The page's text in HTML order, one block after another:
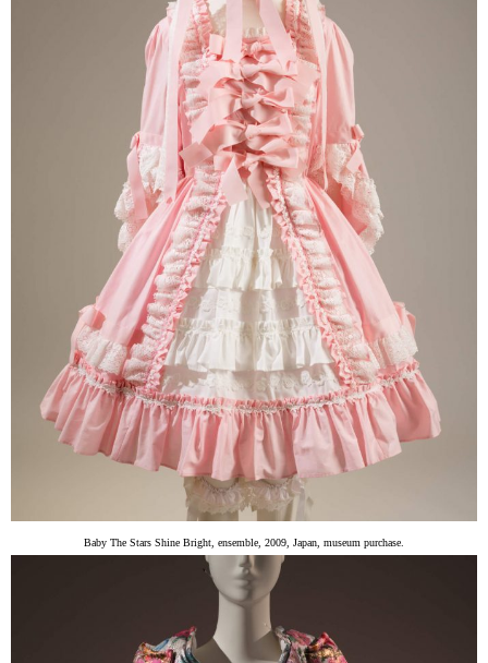
Baby The Stars Shine Bright, ensemble, 2009, Japan, museum purchase.